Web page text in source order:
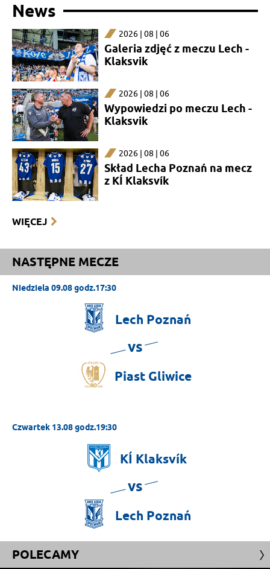
News
2026 | 08 | 06
Galeria zdjęć z meczu Lech -
Klaksvik
2026 | 08 | 06
Wypowiedzi po meczu Lech -
Klaksvik
2026 | 08 | 06
Skład Lecha Poznań na mecz
z KÍ Klaksvík
WIĘCEJ
NASTĘPNE MECZE
Niedziela 09.08 godz.17:30
Lech Poznań
vs
Piast Gliwice
Czwartek 13.08 godz.19:30
KÍ Klaksvík
vs
Lech Poznań
POLECAMY